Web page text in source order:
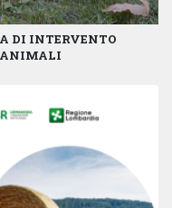
DI INTERVENTO
ANIMALI